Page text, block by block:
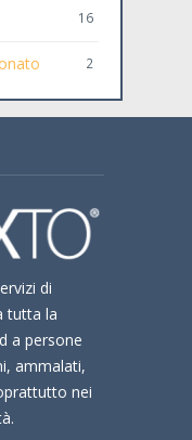
16
2
di
tutta la
a persone
ammalati,
nei